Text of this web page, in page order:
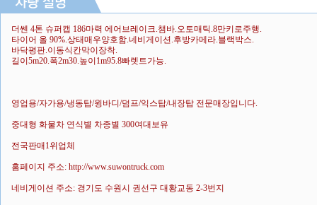
더쎈 4톤 슈퍼캡 186마력 에어브레이크.챔바.오토매틱.8만키로주행.
타이어 올 90%.상태매우양호함.네비게이션.후방카메라.블랙박스.
바닥평판.이동식칸막이장착.
길이5m20.폭2m30.높이1m95.8빠렛트가능.
영업용/자가용/냉동탑/윙바디/덤프/익스탑/내장탑 전문매장입니다.
중대형 화물차 연식별 차종별 300여대보유
전국판매1위업체
홈페이지 주소: http://www.suwontruck.com
네비게이션 주소: 경기도 수원시 권선구 대황교동 2-3번지